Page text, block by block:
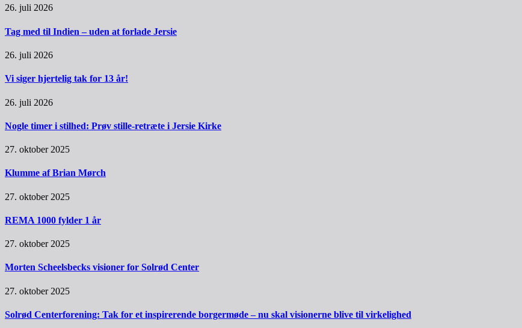
26. juli 2026
Tag med til Indien – uden at forlade Jersie
26. juli 2026
Vi siger hjertelig tak for 13 år!
26. juli 2026
Nogle timer i stilhed: Prøv stille-retræte i Jersie Kirke
27. oktober 2025
Klumme af Brian Mørch
27. oktober 2025
REMA 1000 fylder 1 år
27. oktober 2025
Morten Scheelsbecks visioner for Solrød Center
27. oktober 2025
Solrød Centerforening: Tak for et inspirerende borgermøde – nu skal visionerne blive til virkelighed